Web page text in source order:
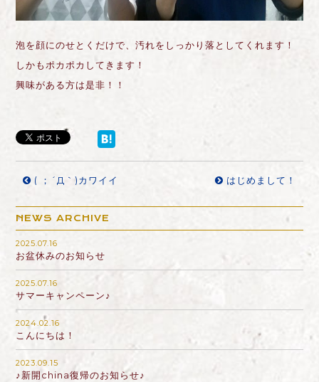
泡を顔にのせとくだけで、汚れをしっかり落としてくれます！
しかもポカポカしてきます！
興味がある方は是非！！
( ；´Д｀)カワイイ はじめまして！
NEWS ARCHIVE
2025.07.16
お盆休みのお知らせ
2025.07.16
サマーキャンペーン♪
2024.02.16
こんにちは！
2023.09.15
♪新開china復帰のお知らせ♪